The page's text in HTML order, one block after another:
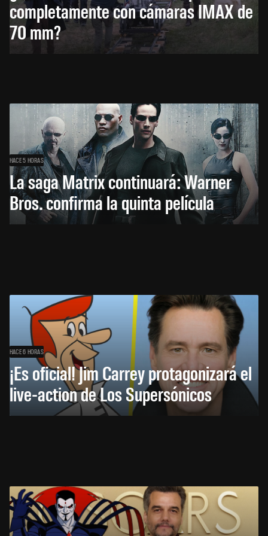
completamente con cámaras IMAX de
70 mm?
HACE 5 HORAS
La saga Matrix continuará: Warner
Bros. confirma la quinta película
HACE 6 HORAS
¡Es oficial! Jim Carrey protagonizará el
live-action de Los Supersónicos